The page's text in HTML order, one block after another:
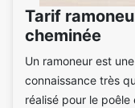
Tarif
cheminée
Un ramoneur est
connaissance très
réalisé pour le